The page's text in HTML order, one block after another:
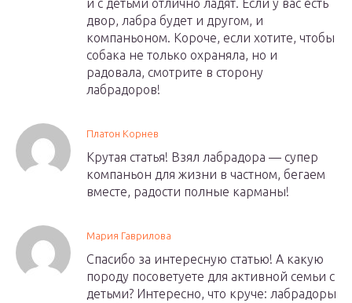
и с детьми отлично ладят. Если у вас есть
двор, лабра будет и другом, и
компаньоном. Короче, если хотите, чтобы
собака не только охраняла, но и
радовала, смотрите в сторону
лабрадоров!
Платон Корнев
Крутая статья! Взял лабрадора — супер
компаньон для жизни в частном, бегаем
вместе, радости полные карманы!
Мария Гаврилова
Спасибо за интересную статью! А какую
породу посоветуете для активной семьи с
детьми? Интересно, что круче: лабрадоры